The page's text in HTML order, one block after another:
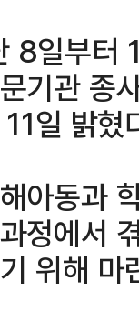
8일부터
기관 종
일 밝혔
아동과
정에서
위해 마